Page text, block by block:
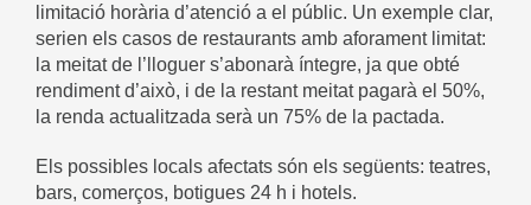
limitació horària d’atenció a el públic. Un exemple clar,
serien els casos de restaurants amb aforament limitat:
la meitat de l’lloguer s’abonarà íntegre, ja que obté
rendiment d’això, i de la restant meitat pagarà el 50%,
la renda actualitzada serà un 75% de la pactada.
Els possibles locals afectats són els següents: teatres,
bars, comerços, botigues 24 h i hotels.